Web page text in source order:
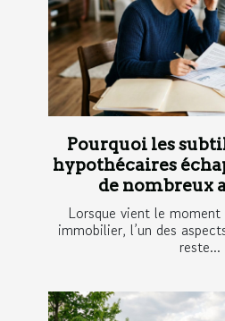
Pourquoi les
hypothécaires
de nombreux
Lorsque vient le moment
immobilier, l’un des
reste...